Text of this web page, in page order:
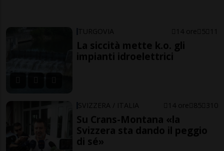
TURGOVIA 14 ore 5 11
La siccità mette k.o. gli
impianti idroelettrici
SVIZZERA / ITALIA 14 ore 85 310
Su Crans-Montana «la
Svizzera sta dando il peggio
di sé»